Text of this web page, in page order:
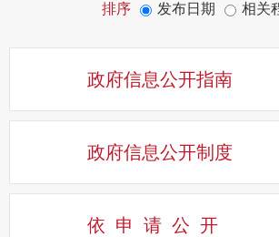
排序
发布日期 相关
政府信息公开指南
政府信息公开制度
依申请公 开